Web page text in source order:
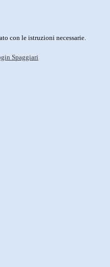
con le istruzioni necessarie.
Spaggiari